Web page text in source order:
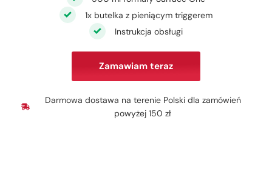
1x butelka z pieniącym triggerem
Instrukcja obsługi
Zamawiam teraz
Darmowa dostawa na terenie Polski dla zamówień
powyżej 150 zł